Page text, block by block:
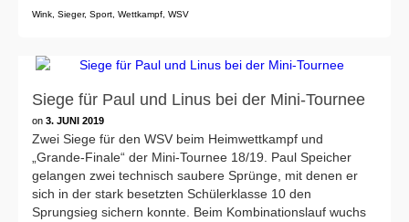
Wink Sieger, Sport Wettkampf WSV
Siege für Paul und Linus bei der Mini-Tournee
on 3. JUNI 2019
Zwei Siege für den WSV beim Heimwettkampf und
„Grande-Finale“ der Mini-Tournee 18/19. Paul Speicher
gelangen zwei technisch saubere Sprünge, mit denen er
sich in der stark besetzten Schülerklasse 10 den
Sprungsieg sichern konnte. Beim Kombinationslauf wuchs